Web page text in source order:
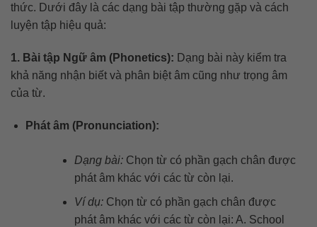
thức. Dưới đây là các dạng bài tập thường gặp và cách
luyện tập hiệu quả:
1. Bài tập Ngữ âm (Phonetics): Dạng bài này kiểm tra
khả năng nhận biết và phân biệt âm cũng như trọng âm
của từ.
Phát âm (Pronunciation):
Dạng bài:Chọn từ có phần gạch chân được
phát âm khác với các từ còn lại.
Ví dụ:Chọn từ có phần gạch chân được
phát âm khác với các từ còn lại: A. School